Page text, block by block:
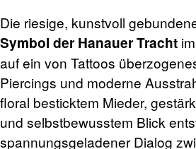
Die riesige, kunstvoll
Symbol der Hanauer Tracht
auf ein von Tattoos
Piercings und moderne
floral besticktem Mieder,
und selbstbewusstem Blick
spannungsgeladener Dialog